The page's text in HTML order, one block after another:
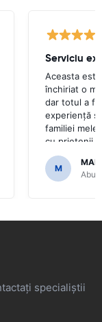
Serviciu
Aceasta
închiriat o
dar totul a
experiență
familiei mele
cu prietenii
mulțumim
ușoară.
M
Abu
specialiștii